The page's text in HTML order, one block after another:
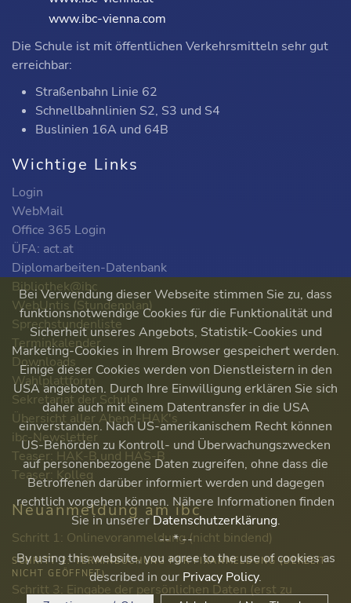
www.ibc-vienna.com
Die Schule ist mit öffentlichen Verkehrsmitteln sehr gut
erreichbar:
Straßenbahn Linie 62
Schnellbahnlinien S2, S3 und S4
Buslinien 16A und 64B
Wichtige Links
Login
WebMail
Office 365 Login
ÜFA: act.at
Diplomarbeiten-Datenbank
Bibliothek@ibc
WebUntis (Stundenplan)
Sprechstundenliste
Terminkalender
Downloads
Wahlplattform
Sekretariat der Schule
Übersicht aller Abend-HAK's
ibc-Newsletter
Teaser: HAK-B und HAS-B
Teaser: Kolleg
Neuanmeldung am ibc
Schritt 1: Onlinevoranmeldung (nicht bindend)
SCHRITT 2: TERMINBUCHUNG FÜR FIXANMELDUNG (DERZEIT
NICHT GEÖFFNET)
Schritt 3: Eingabe der persönlichen Daten (erst zu
Bei Verwendung dieser Webseite stimmen Sie zu, dass
funktionsnotwendige Cookies für die Funktionalität und
Sicherheit unseres Angebots, Statistik-Cookies und
Marketing-Cookies in Ihrem Browser gespeichert werden.
Einige dieser Cookies werden von Dienstleistern in den
USA angeboten. Durch Ihre Einwilligung erklären Sie sich
daher auch mit einem Datentransfer in die USA
einverstanden. Nach US-amerikanischem Recht können
US-Behörden zu Kontroll- und Überwachungszwecken
auf personenbezogene Daten zugreifen, ohne dass die
Betroffenen darüber informiert werden und dagegen
rechtlich vorgehen können. Nähere Informationen finden
Sie in unsererDatenschutzerklärung.
-- * --
By using this website, you agree to the use of cookies as
described in our Privacy Policy.